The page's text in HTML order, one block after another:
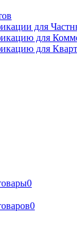
для
для
для
0
0